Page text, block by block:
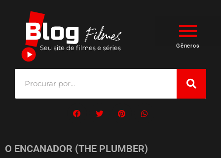
Gêneros
O ENCANADOR (THE PLUMBER)